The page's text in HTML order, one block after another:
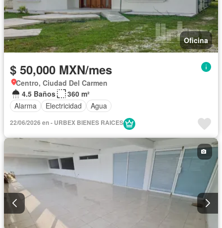
Oficina
$ 50,000 MXN/mes
Centro, Ciudad Del Carmen
4.5 Baños
360 m²
Alarma
Electricidad Agua
22/06/2026 en - URBEX BIENES RAICES